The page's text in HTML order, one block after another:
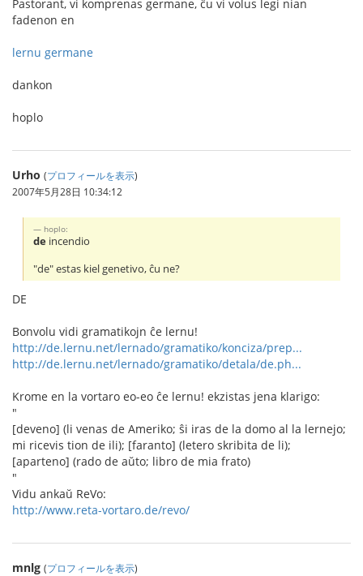
Pastorant, vi komprenas germane, ĉu vi volus legi nian
fadenon en
lernu germane
dankon
hoplo
Urho (プロフィールを表示)
2007年5月28日 10:34:12
hoplo:
de incendio
"de" estas kiel genetivo, ĉu ne?
DE
Bonvolu vidi gramatikojn ĉe lernu!
http://de.lernu.net/lernado/gramatiko/konciza/prep...
http://de.lernu.net/lernado/gramatiko/detala/de.ph...
Krome en la vortaro eo-eo ĉe lernu! ekzistas jena klarigo:
"
[deveno] (li venas de Ameriko; ŝi iras de la domo al la lernejo;
mi ricevis tion de ili); [faranto] (letero skribita de li);
[aparteno] (rado de aŭto; libro de mia frato)
"
Vidu ankaŭ ReVo:
http://www.reta-vortaro.de/revo/
mnlg (プロフィールを表示)